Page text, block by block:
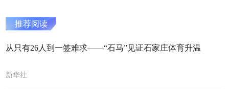
推荐阅读
从只有26人到一签难求——“石马”见证石家庄体育升温
新华社